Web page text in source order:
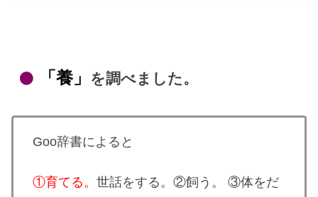
「養」 を調べました。
Goo辞書によると
①育てる。 世話をする。②飼う。 ③体をだ